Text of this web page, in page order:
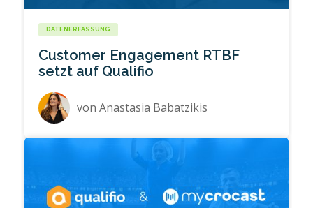
DATENERFASSUNG
Customer Engagement RTBF
setzt auf Qualifio
vonAnastasia Babatzikis